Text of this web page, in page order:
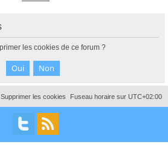
les cookies de ce forum ?
Fuseau horaire sur UTC+02:00
Supprimer les cookies